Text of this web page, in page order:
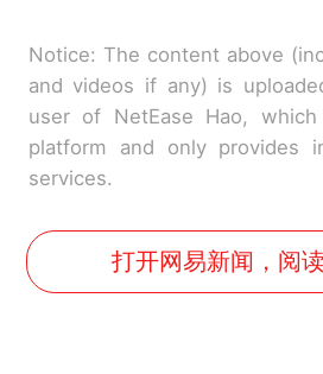
Notice: The content above
and videos if any) is
user of NetEase Hao,
platform and only provides
services.
打开网易新闻，阅